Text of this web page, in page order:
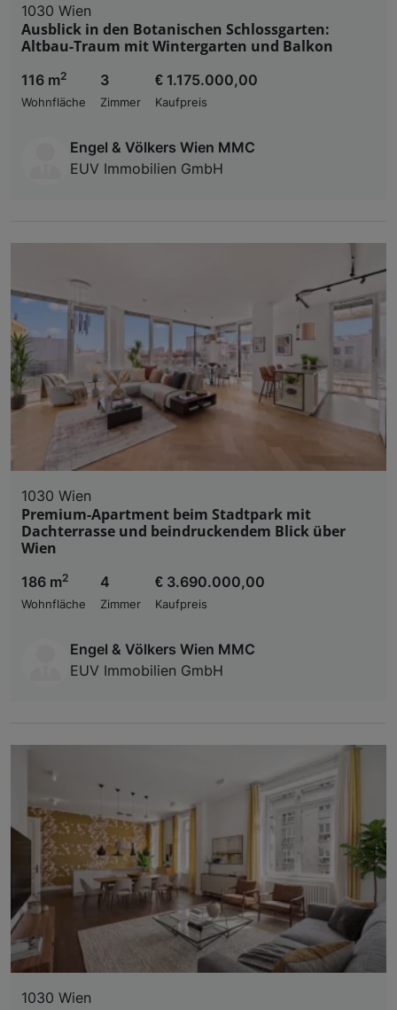
1030 Wien
Ausblick in den Botanischen Schlossgarten:
Altbau-Traum mit Wintergarten und Balkon
116 m2
Wohnfläche
3
Zimmer
€ 1.175.000,00
Kaufpreis
Engel & Völkers Wien MMC
EUV Immobilien GmbH
1030 Wien
Premium-Apartment beim Stadtpark mit
Dachterrasse und beindruckendem Blick über
Wien
186 m2
Wohnfläche
4
Zimmer
€ 3.690.000,00
Kaufpreis
Engel & Völkers Wien MMC
EUV Immobilien GmbH
1030 Wien